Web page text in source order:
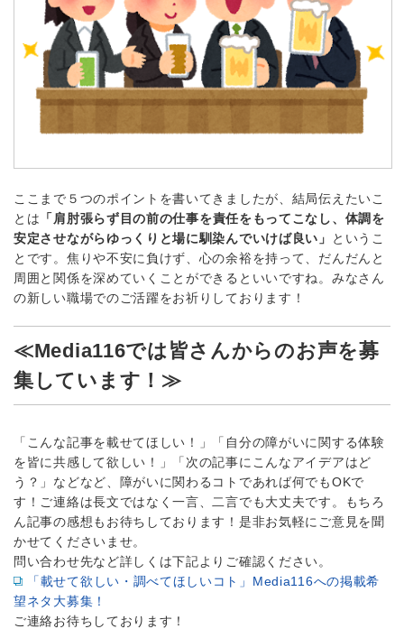
ここまで５つのポイントを書いてきましたが、結局伝えたいこ
とは 「肩肘張らず目の前の仕事を責任をもってこなし、体調を
安定させながらゆっくりと場に馴染んでいけば良い」
というこ
とです。焦りや不安に負けず、心の余裕を持って、だんだんと
周囲と関係を深めていくことができるといいですね。みなさん
の新しい職場でのご活躍をお祈りしております！
≪Media116では皆さんからのお声を募
集しています！≫
「こんな記事を載せてほしい！」「自分の障がいに関する体験
を皆に共感して欲しい！」「次の記事にこんなアイデアはど
う？」などなど、障がいに関わるコトであれば何でもOKで
す！ご連絡は長文ではなく一言、二言でも大丈夫です。もちろ
ん記事の感想もお待ちしております！是非お気軽にご意見を聞
かせてくださいませ。
問い合わせ先など詳しくは下記よりご確認ください。
「載せて欲しい・調べてほしいコト」Media116への掲載希
望ネタ大募集！
ご連絡お待ちしております！